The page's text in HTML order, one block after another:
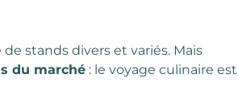
stands divers et variés. Mais
du marché : le voyage culinaire est